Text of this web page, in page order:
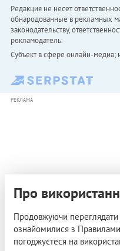
Редакция не несет
обнародованные в рекламных
законодательству,
рекламодатель.
Субъект в сфере онлайн-
РЕКЛАМА
Про
Продовжуючи
ознайомилися з
погоджуєтеся на